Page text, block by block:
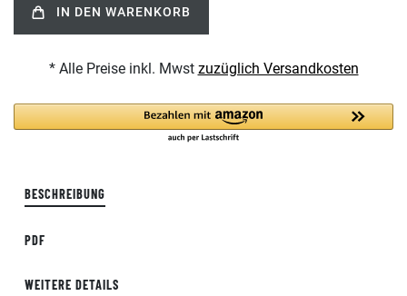
IN DEN WARENKORB
* Alle Preise inkl. Mwst zuzüglich Versandkosten
BESCHREIBUNG
PDF
WEITERE DETAILS